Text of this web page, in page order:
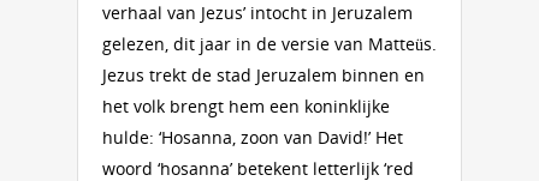
verhaal van Jezus’ intocht in Jeruzalem
gelezen, dit jaar in de versie van Matteüs.
Jezus trekt de stad Jeruzalem binnen en
het volk brengt hem een koninklijke
hulde: ‘Hosanna, zoon van David!’ Het
woord ‘hosanna’ betekent letterlijk ‘red